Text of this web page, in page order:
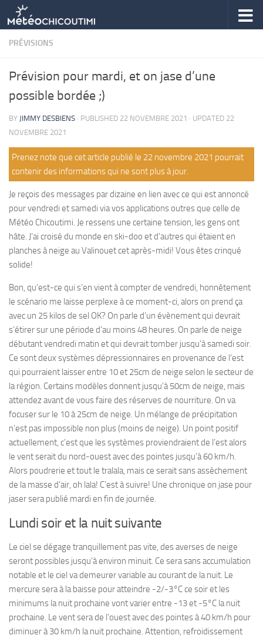
Skip to content
PRÉVISIONS
Prévision pour mardi, et on jase d’une
possible bordée ;)
BY JIMMY DESBIENS · PUBLISHED 22 NOVEMBRE 2021 · UPDATED 22
NOVEMBRE 2021
Prenez note que cet article publié le 22 novembre 2021 pourrait
contenir des informations qui ne sont plus à jour.
Je reçois des messages par dizaine en lien avec ce qui est annoncé
pour vendredi et samedi via vos applications outres que celle de
Météo Chicoutimi. Je ressens une certaine tension, les gens ont
hâte. J’ai croisé du monde en ski-doo et d’autres qui étaient en
planches à neige au Valinouet cet après-midi! Vous êtes crinqué
solide!
Bon, qu’est-ce qui s’en vient à compter de vendredi, honnêtement
le scénario me laisse perplexe à ce moment-ci, alors on prend ça
avec un 25 kilos de sel OK? On parle d’un évènement qui devrait
s’étirer sur une période d’au moins 48 heures. On parle de neige
débutant vendredi matin et qui devrait tomber jusqu’à samedi soir.
Ce sont deux systèmes dépressionnaires en provenance de l’est
qui pourraient laisser entre 10 et 25cm de neige selon le secteur de
la région. Certains modèles donnent jusqu’à 50cm de neige, mais
attendez avant de vous faire des réserves de nourriture. On va
focuser sur le 10 à 25cm de neige. Un mélange de précipitation
n’est pas impossible non plus (moins de neige). Un point positif
actuellement, c’est que les systèmes proviendraient de l’est alors
le vent serait du nord-ouest avec des pointes jusqu’à 60 km/h.
Alors poudrerie et tout le tralala, mais ce serait sans assèchement
de la masse d’air, oh lala! C’est à suivre! Une chronique on jase pour
jaser sera publié mardi en fin de journée.
Lundi soir et la nuit suivante
Le ciel se dégage tranquillement pas vite, des averses de neige
seront possibles jusqu’à environ minuit. Ce sera sans accumulation
notable et le ciel va demeurer variable au courant de la nuit. Le
mercure sera à la baisse pour atteindre -2/-3°C ce soir et les
minimums la nuit prochaine vont varier entre -13 et -5°C la nuit
prochaine. Le vent sera de l’ouest avec des pointes à 40 km/h pour
diminuer à 30 km/h la nuit prochaine. Attention, refroidissement